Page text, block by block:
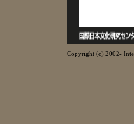
Copyright (c) 2002-